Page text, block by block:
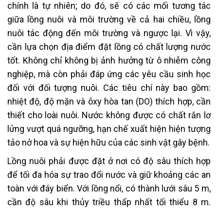
chính là tự nhiên; do đó, sẽ có các mối tương tác
giữa lồng nuôi và môi trường về cả hai chiều, lồng
nuôi tác động đến môi trường và ngược lại. Vì vậy,
cần lựa chọn địa điểm đặt lồng có chất lượng nước
tốt. Không chỉ không bị ảnh hưởng từ ô nhiễm công
nghiệp, mà còn phải đáp ứng các yêu cầu sinh học
đối với đối tượng nuôi. Các tiêu chí này bao gồm:
nhiệt độ, độ mặn và ôxy hòa tan (DO) thích hợp, cần
thiết cho loài nuôi. Nước không được có chất rắn lơ
lửng vượt quá ngưỡng, hạn chế xuất hiện hiện tượng
tảo nở hoa và sự hiện hữu của các sinh vật gây bệnh.
Lồng nuôi phải được đặt ở nơi có độ sâu thích hợp
để tối đa hóa sự trao đổi nước và giữ khoảng các an
toàn với đáy biển. Với lồng nổi, có thành lưới sâu 5 m,
cần độ sâu khi thủy triều thấp nhất tối thiểu 8 m.